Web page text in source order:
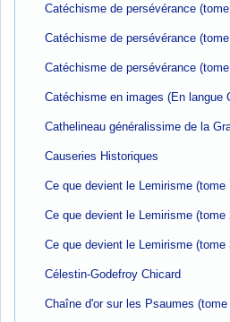
Catéchisme de persévérance
Catéchisme de persévérance
Catéchisme de persévérance
Catéchisme en images (En langue
Cathelineau généralissime de la
Causeries Historiques
Ce que devient le Lemirisme (tome
Ce que devient le Lemirisme (tome
Ce que devient le Lemirisme (tome
Célestin-Godefroy Chicard
Chaîne d'or sur les Psaumes (tome